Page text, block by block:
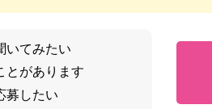
いてみたい
とがあります
募したい